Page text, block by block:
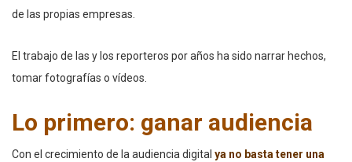
de las propias empresas.
El trabajo de las y los reporteros por años ha sido narrar hechos,
tomar fotografías o vídeos.
Lo primero: ganar audiencia
Con el crecimiento de la audiencia digital ya no basta tener una